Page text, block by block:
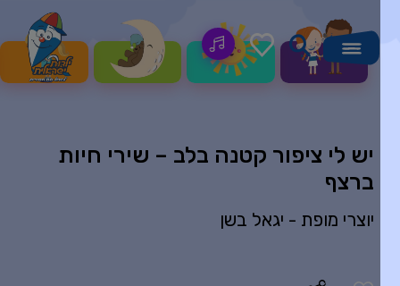
יש לי ציפור קטנה בלב – שירי חיות
ברצף
יוצרי מופת - יגאל בשן